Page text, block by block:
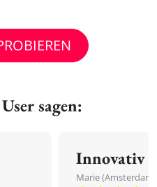
sagen:
Innovativ
Marie